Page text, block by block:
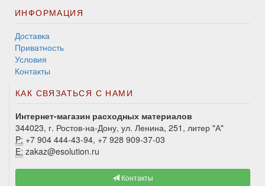
ИНФОРМАЦИЯ
Доставка
Приватность
Условия
Контакты
КАК СВЯЗАТЬСЯ С НАМИ
Интернет-магазин расходных материалов
344023, г. Ростов-на-Дону, ул. Ленина, 251, литер "А"
P: +7 904 444-43-94, +7 928 909-37-03
E: zakaz@esolution.ru
Контакты